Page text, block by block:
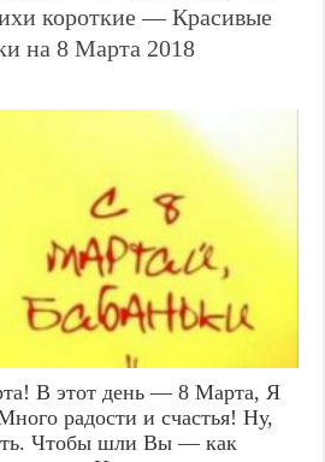
короткие — Красивые
на 8 Марта 2018
В этот день — 8 Марта, Я
радости и счастья! Ну,
Чтобы шли Вы — как